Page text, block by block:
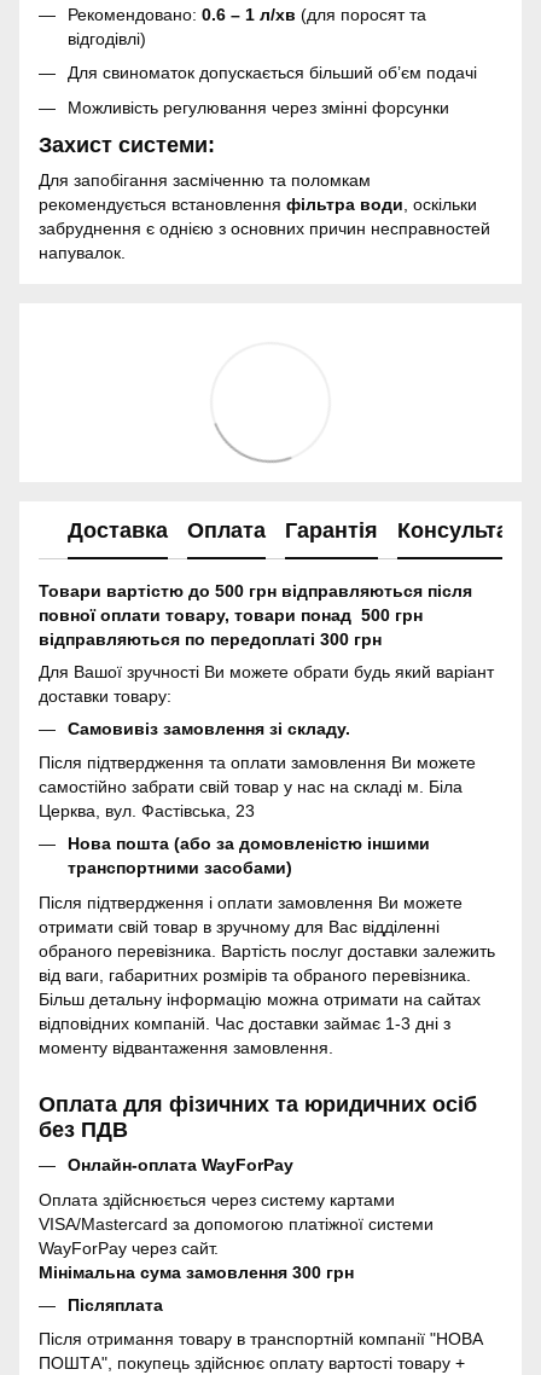
Рекомендовано: 0.6 – 1 л/хв (для поросят та
відгодівлі)
Для свиноматок допускається більший об’єм подачі
Можливість регулювання через змінні форсунки
Захист системи:
Для запобігання засміченню та поломкам
рекомендується встановлення фільтра води , оскільки
забруднення є однією з основних причин несправностей
напувалок.
Доставка Оплата Гарантія Консультація
Товари вартістю до 500 грн відправляються після
повної оплати товару, товари понад 500 грн
відправляються по передоплаті 300 грн
Для Вашої зручності Ви можете обрати будь який варіант
доставки товару:
Самовивіз замовлення зі складу.
Після підтвердження та оплати замовлення Ви можете
самостійно забрати свій товар у нас на складі м. Біла
Церква, вул. Фастівська, 23
Нова пошта (або за домовленістю іншими
транспортними засобами)
Після підтвердження і оплати замовлення Ви можете
отримати свій товар в зручному для Вас відділенні
обраного перевізника. Вартість послуг доставки залежить
від ваги, габаритних розмірів та обраного перевізника.
Більш детальну інформацію можна отримати на сайтах
відповідних компаній. Час доставки займає 1-3 дні з
моменту відвантаження замовлення.
Оплата для фізичних та юридичних осіб
без ПДВ
Онлайн-оплата WayForPay
Оплата здійснюється через систему картами
VISA/Mastercard за допомогою платіжної системи
WayForPay через сайт.
Мінімальна сума замовлення 300 грн
Післяплата
Після отримання товару в транспортній компанії "НОВА
ПОШТА", покупець здійснює оплату вартості товару +